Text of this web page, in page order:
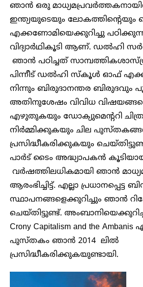
ഞാൻ ഒരു
ഇന്ത്യയുടെയും ലോകത്തിന്റെയും
എക്കണോമിയെക്കുറിച്ചു
വിദ്യാർഥികൂടി ആണ്. ഡൽഹി
ഞാൻ പഠിച്ചത്
പിന്നീട് ഡൽഹി സ്കൂൾ ഓഫ്
നിന്നും ബിരുദാനന്തര ബിരുദവും
അതിനുശേഷം വിവിധ
എഴുതുകയും ഡോക്യുമെന്ററി
നിർമ്മിക്കുകയും ചില
പ്രസിദ്ധീകരിക്കുകയും
പാർട് ടൈം അദ്ധ്യാപകൻ
വർഷത്തിലധികമായി ഞാൻ
ആരംഭിച്ചിട്ട്. എല്ലാ പ്രധാനപ്പെട്ട
സ്ഥാപനങ്ങളെക്കുറിച്ചും ഞാൻ
ചെയ്തിട്ടുണ്ട്. അംബാനിയെക്കുറിച്ചു
Crony Capitalism and the
പുസ്തകം ഞാൻ 2014 ലിൽ
പ്രസിദ്ധീകരിക്കുകയുണ്ടായി.